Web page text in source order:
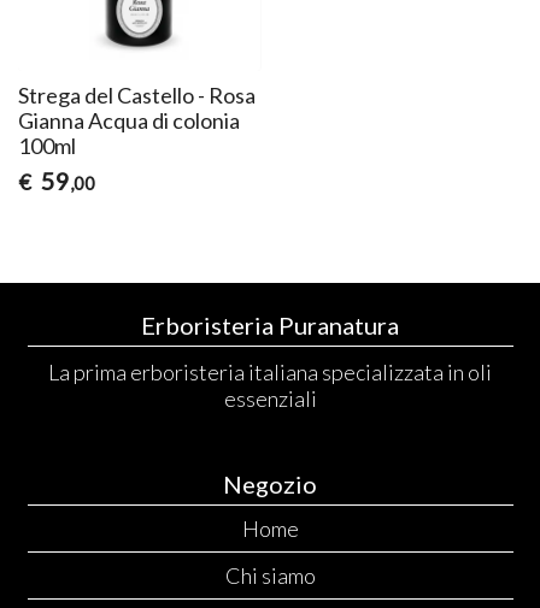
Strega del Castello - Rosa
Gianna Acqua di colonia
100ml
€ 59,00
Erboristeria Puranatura
La prima erboristeria italiana specializzata in oli
essenziali
Negozio
Home
Chi siamo